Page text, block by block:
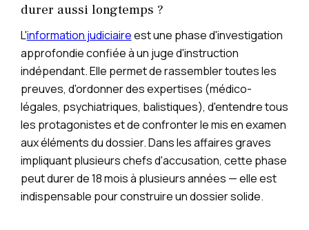
durer aussi longtemps ?
L'information judiciaireest une phase d'investigation
approfondie confiée à un juge d'instruction
indépendant. Elle permet de rassembler toutes les
preuves, d'ordonner des expertises (médico-
légales, psychiatriques, balistiques), d'entendre tous
les protagonistes et de confronter le mis en examen
aux éléments du dossier. Dans les affaires graves
impliquant plusieurs chefs d'accusation, cette phase
peut durer de 18 mois à plusieurs années — elle est
indispensable pour construire un dossier solide.